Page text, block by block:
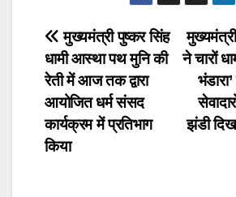
Post
navigation
ने चारों
झंडी
मुख्यमंत्री पुष्कर सिंह
धामी आस्था पथ मुनि की
रेती में आज तक द्वारा
आयोजित धर्म संसद
कार्यक्रम में प्रतिभाग
किया